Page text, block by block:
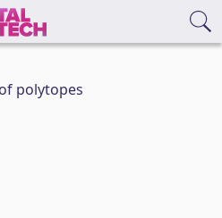
polytopes